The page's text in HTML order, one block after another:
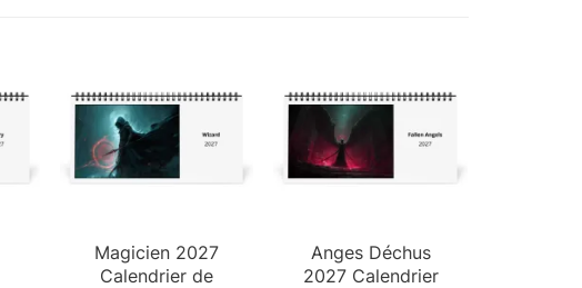
Magicien 2027
Calendrier de
Anges Déchus
2027 Calendrier